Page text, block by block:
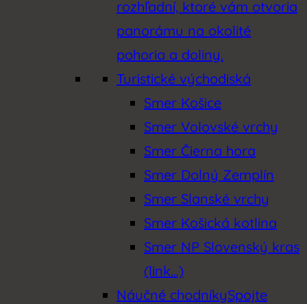
rozhľadní, ktoré vám otvoria
panorámu na okolité
pohoria a doliny.
Turistické východiská
Smer Košice
Smer Volovské vrchy
Smer Čierna hora
Smer Dolný Zemplín
Smer Slanské vrchy
Smer Košická kotlina
Smer NP Slovenský kras
(link…)
Náučné chodníkySpojte